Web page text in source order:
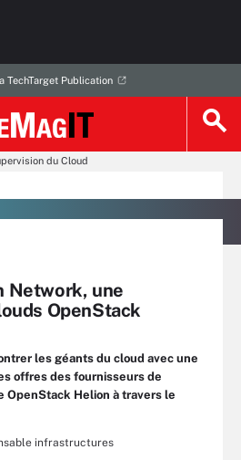
TechTarget Publication
du Cloud
Network, une
OpenStack
les géants du cloud avec une
offres des fournisseurs de
OpenStack Helion à travers le
infrastructures